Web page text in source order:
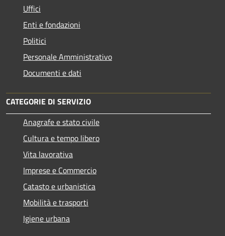
Uffici
Enti e fondazioni
Politici
Personale Amministrativo
Documenti e dati
CATEGORIE DI SERVIZIO
Anagrafe e stato civile
Cultura e tempo libero
Vita lavorativa
Imprese e Commercio
Catasto e urbanistica
Mobilità e trasporti
Igiene urbana